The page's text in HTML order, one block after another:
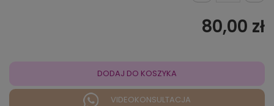
80,00 zł
DODAJ DO KOSZYKA
VIDEOKONSULTACJA